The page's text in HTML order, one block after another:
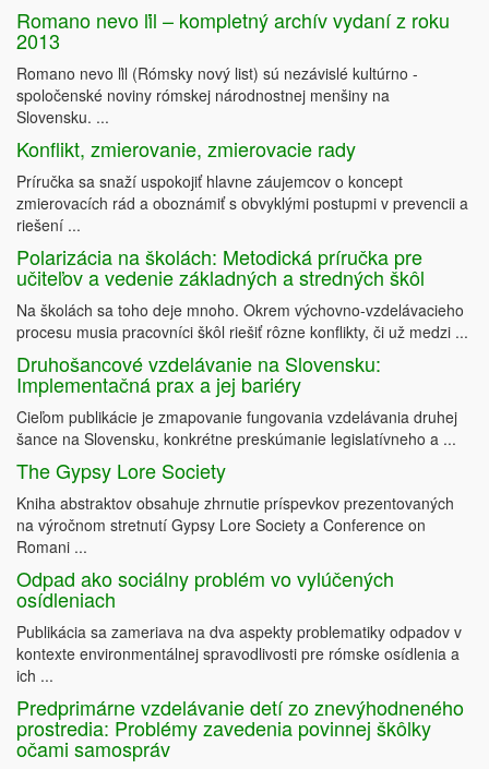
Romano nevo ľil – kompletný archív vydaní z roku
2013
Romano nevo ľil (Rómsky nový list) sú nezávislé kultúrno -
spoločenské noviny rómskej národnostnej menšiny na
Slovensku. ...
Konflikt, zmierovanie, zmierovacie rady
Príručka sa snaží uspokojiť hlavne záujemcov o koncept
zmierovacích rád a oboznámiť s obvyklými postupmi v prevencii a
riešení ...
Polarizácia na školách: Metodická príručka pre
učiteľov a vedenie základných a stredných škôl
Na školách sa toho deje mnoho. Okrem výchovno-vzdelávacieho
procesu musia pracovníci škôl riešiť rôzne konflikty, či už medzi ...
Druhošancové vzdelávanie na Slovensku:
Implementačná prax a jej bariéry
Cieľom publikácie je zmapovanie fungovania vzdelávania druhej
šance na Slovensku, konkrétne preskúmanie legislatívneho a ...
The Gypsy Lore Society
Kniha abstraktov obsahuje zhrnutie príspevkov prezentovaných
na výročnom stretnutí Gypsy Lore Society a Conference on
Romani ...
Odpad ako sociálny problém vo vylúčených
osídleniach
Publikácia sa zameriava na dva aspekty problematiky odpadov v
kontexte environmentálnej spravodlivosti pre rómske osídlenia a
ich ...
Predprimárne vzdelávanie detí zo znevýhodneného
prostredia: Problémy zavedenia povinnej škôlky
očami samospráv